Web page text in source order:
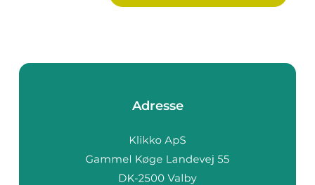
Adresse